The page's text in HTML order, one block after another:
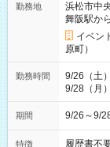
勤務地
浜松市中
舞阪駅か
イベン
原町）
勤務時間
9/26（土
期間 9/26～
特徴 履歴書不